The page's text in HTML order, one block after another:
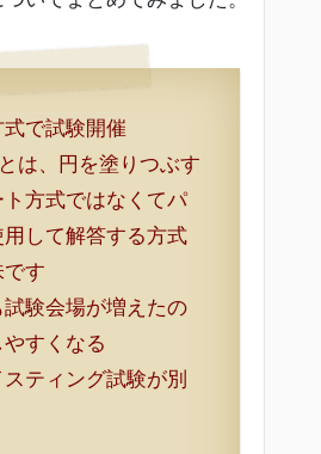
で試験開催
は、円を塗りつぶす
方式ではなくてパ
用して解答する方式
です
験会場が増えたの
すくなる
スティング試験が別